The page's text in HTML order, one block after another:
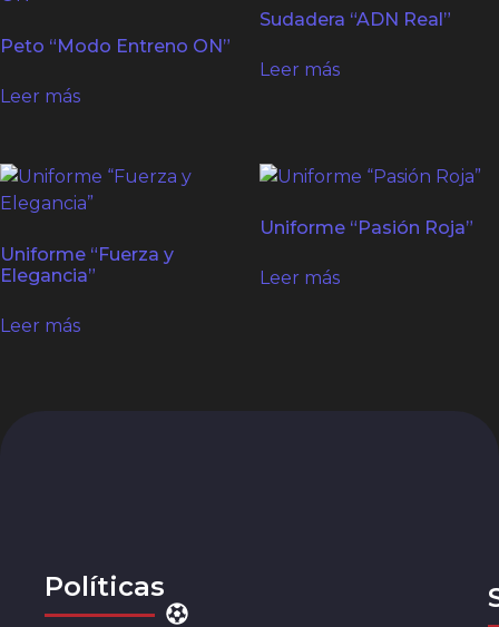
Peto “Modo Entreno ON”
Leer más
Sudadera “ADN Real”
Leer más
Uniforme “Fuerza y
Elegancia”
Leer más
Uniforme “Pasión Roja”
Leer más
Políticas